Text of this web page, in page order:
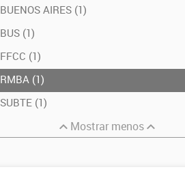
BUENOS AIRES (1)
BUS (1)
FFCC (1)
RMBA (1)
SUBTE (1)
Mostrar menos